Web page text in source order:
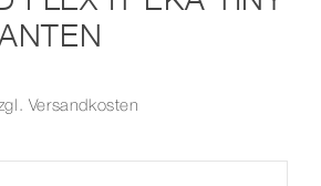
Versandkosten